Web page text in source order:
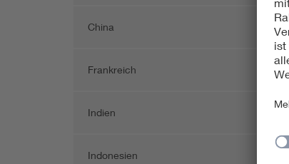
China
Frankreich
Indien
Indonesien